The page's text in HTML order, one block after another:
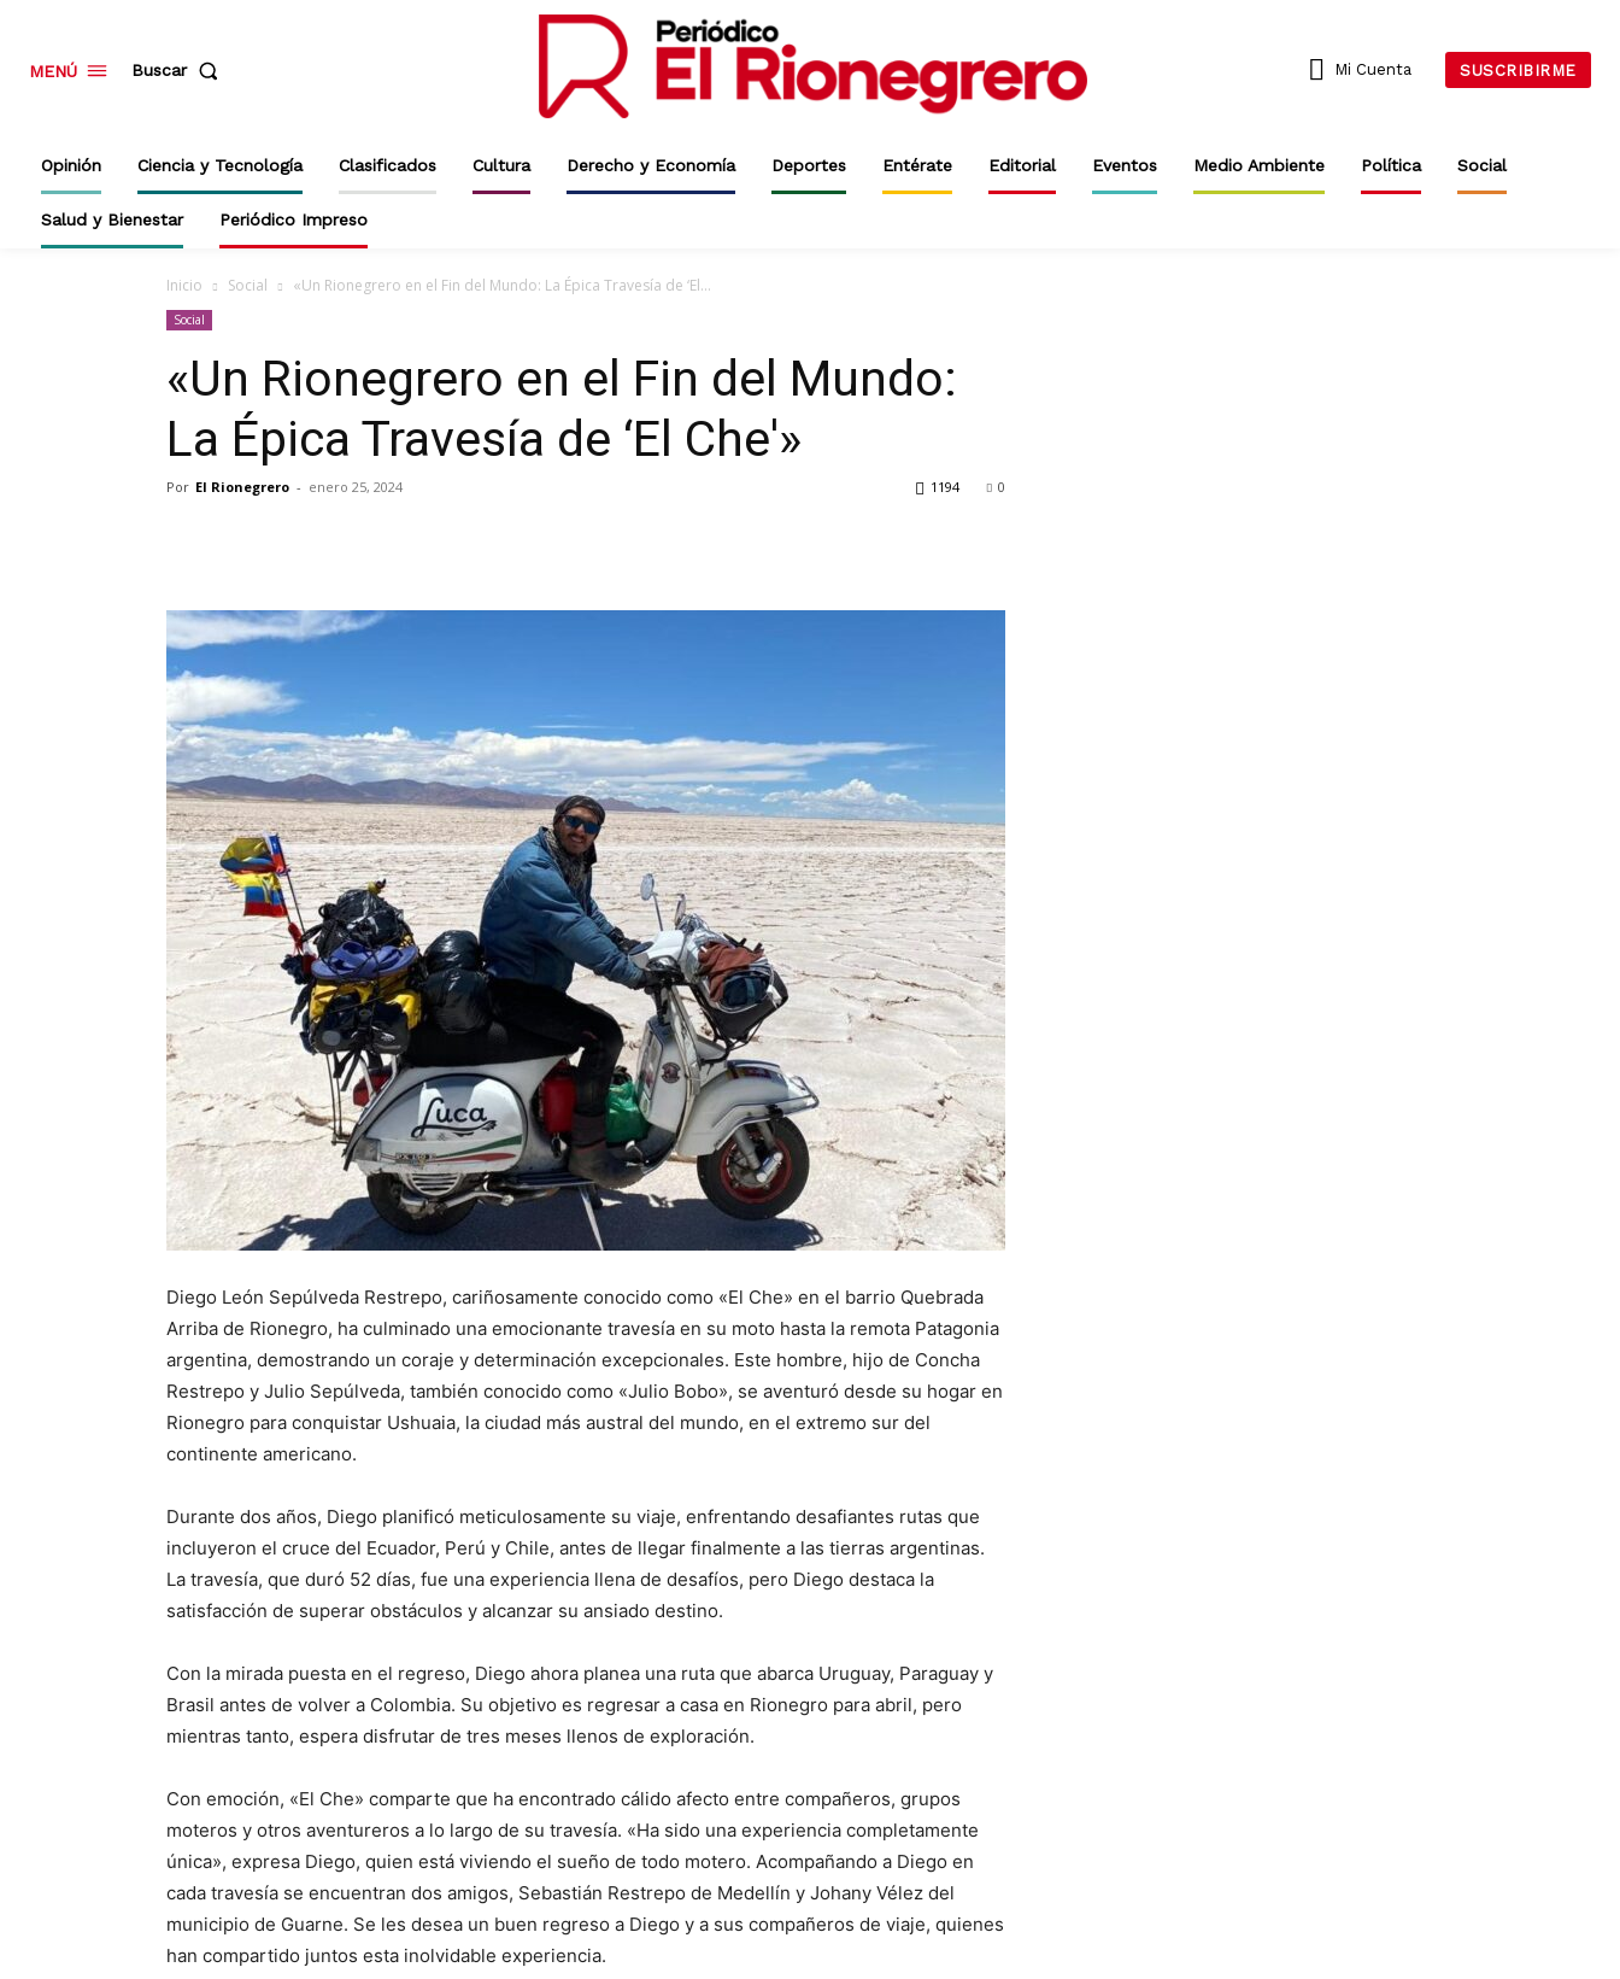
MENÚ Buscar Mi Cuenta SUSCRIBIRME
Opinión Ciencia y Tecnología Clasificados Cultura Derecho y Economía Deportes Entérate Editorial Eventos Medio Ambiente Política Social
Salud y Bienestar Periódico Impreso
Inicio Social «Un Rionegrero en el Fin del Mundo: La Épica Travesía de ‘El...
Social
«Un Rionegrero en el Fin del Mundo:
La Épica Travesía de ‘El Che'»
Por El Rionegrero - enero 25, 2024 0
1194
Diego León Sepúlveda Restrepo, cariñosamente conocido como «El Che» en el barrio Quebrada
Arriba de Rionegro, ha culminado una emocionante travesía en su moto hasta la remota Patagonia
argentina, demostrando un coraje y determinación excepcionales. Este hombre, hijo de Concha
Restrepo y Julio Sepúlveda, también conocido como «Julio Bobo», se aventuró desde su hogar en
Rionegro para conquistar Ushuaia, la ciudad más austral del mundo, en el extremo sur del
continente americano.
Durante dos años, Diego planificó meticulosamente su viaje, enfrentando desafiantes rutas que
incluyeron el cruce del Ecuador, Perú y Chile, antes de llegar finalmente a las tierras argentinas.
La travesía, que duró 52 días, fue una experiencia llena de desafíos, pero Diego destaca la
satisfacción de superar obstáculos y alcanzar su ansiado destino.
Con la mirada puesta en el regreso, Diego ahora planea una ruta que abarca Uruguay, Paraguay y
Brasil antes de volver a Colombia. Su objetivo es regresar a casa en Rionegro para abril, pero
mientras tanto, espera disfrutar de tres meses llenos de exploración.
Con emoción, «El Che» comparte que ha encontrado cálido afecto entre compañeros, grupos
moteros y otros aventureros a lo largo de su travesía. «Ha sido una experiencia completamente
única», expresa Diego, quien está viviendo el sueño de todo motero. Acompañando a Diego en
cada travesía se encuentran dos amigos, Sebastián Restrepo de Medellín y Johany Vélez del
municipio de Guarne. Se les desea un buen regreso a Diego y a sus compañeros de viaje, quienes
han compartido juntos esta inolvidable experiencia.